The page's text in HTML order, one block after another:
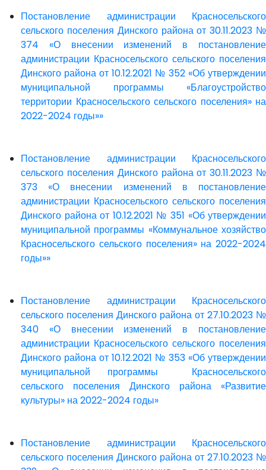
Постановление администрации Красносельского
сельского поселения Динского района от 30.11.2023 №
374 «О внесении изменений в постановление
администрации Красносельского сельского поселения
Динского района от 10.12.2021 № 352 «Об утверждении
муниципальной программы «Благоустройство
территории Красносельского сельского поселения» на
2022-2024 годы»»
Постановление администрации Красносельского
сельского поселения Динского района от 30.11.2023 №
373 «О внесении изменений в постановление
администрации Красносельского сельского поселения
Динского района от 10.12.2021 № 351 «Об утверждении
муниципальной программы «Коммунальное хозяйство
Красносельского сельского поселения» на 2022-2024
годы»»
Постановление администрации Красносельского
сельского поселения Динского района от 27.10.2023 №
340 «О внесении изменений в постановление
администрации Красносельского сельского поселения
Динского района от 10.12.2021 № 353 «Об утверждении
муниципальной программы Красносельского
сельского поселения Динского района «Развитие
культуры» на 2022-2024 годы»
Постановление администрации Красносельского
сельского поселения Динского района от 27.10.2023 №